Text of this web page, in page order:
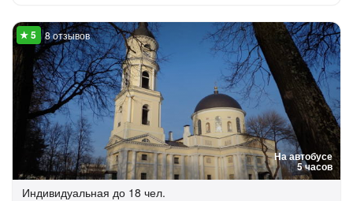
На автобусе
5 часов
8 отзывов
Индивидуальная до 18 чел.